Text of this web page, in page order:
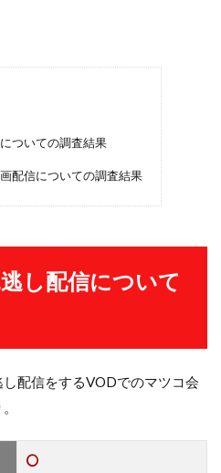
ついての調査結果
配信についての調査結果
し配信について
配信をするVODでのマツコ会